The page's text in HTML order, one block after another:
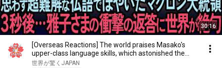
30:16
[Overseas Reactions] The world praises Masako's
upper-class language skills, which astonished the...
世界が驚くJAPAN